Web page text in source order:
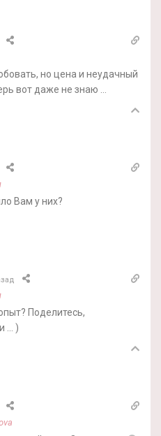
но цена и неудачный
вот даже не знаю …
Вам у них?
Поделитесь,
… )